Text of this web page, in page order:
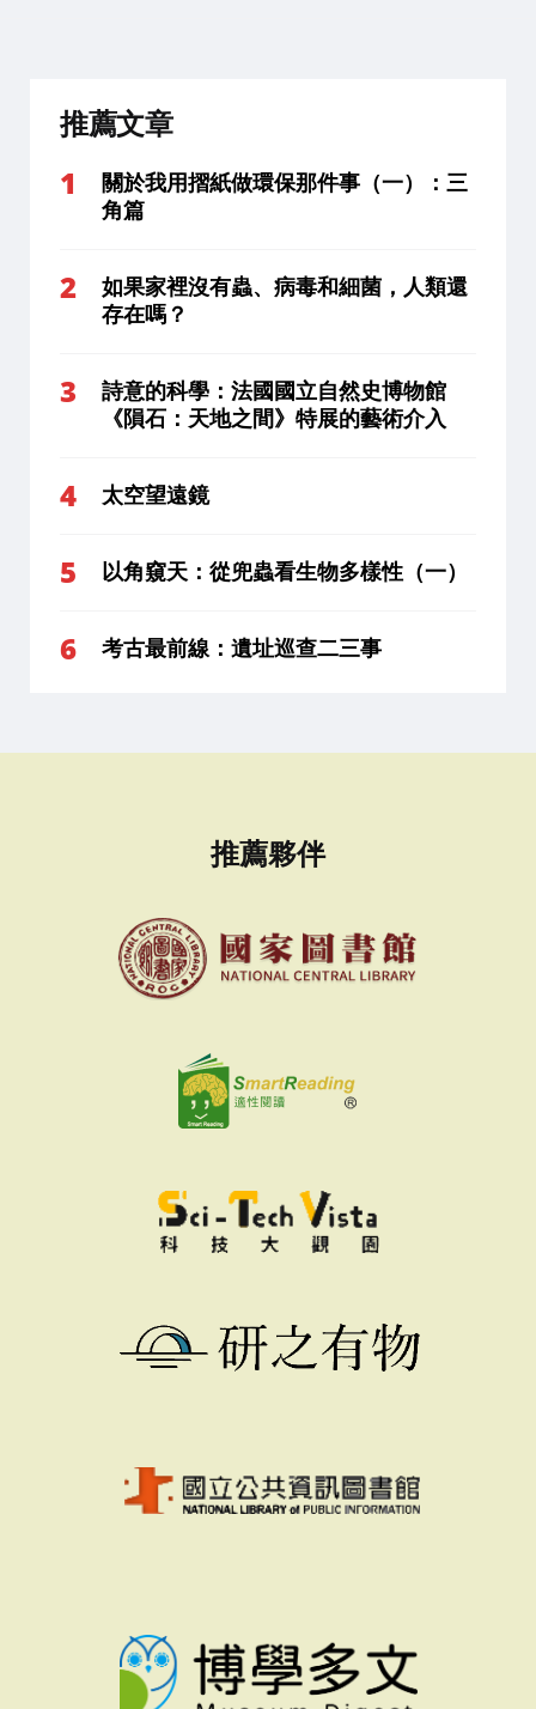
推薦文章
關於我用摺紙做環保那件事（一）：三
角篇
如果家裡沒有蟲、病毒和細菌，人類還
存在嗎？
詩意的科學：法國國立自然史博物館
《隕石：天地之間》特展的藝術介入
太空望遠鏡
以角窺天：從兜蟲看生物多樣性（一）
考古最前線：遺址巡查二三事
推薦夥伴